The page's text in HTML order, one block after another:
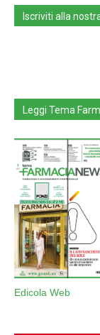
Iscriviti alla
Leggi Tema
Edicola Web